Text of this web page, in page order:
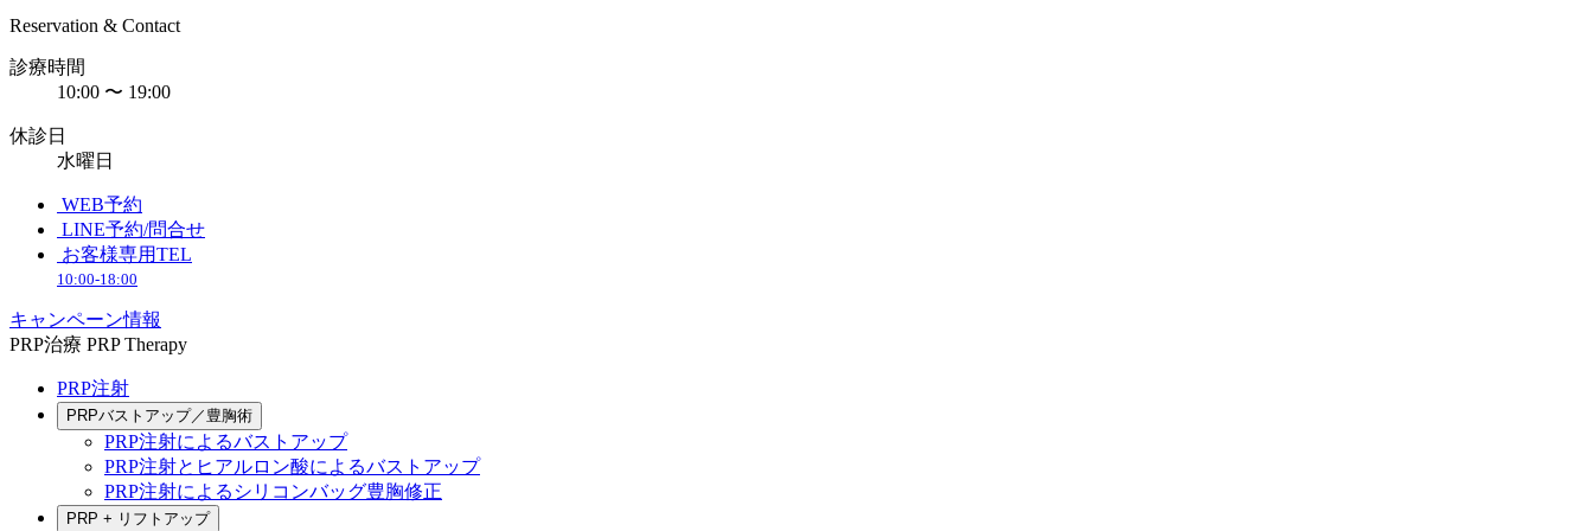
Reservation & Contact
診療時間
10:00 〜 19:00
休診日
水曜日
WEB予約
LINE予約/問合せ
お客様専用TEL
10:00-18:00
キャンペーン情報
PRP治療 PRP Therapy
PRP注射
PRPバストアップ／豊胸術
PRP注射によるバストアップ
PRP注射とヒアルロン酸によるバストアップ
PRP注射によるシリコンバッグ豊胸修正
PRP + リフトアップ